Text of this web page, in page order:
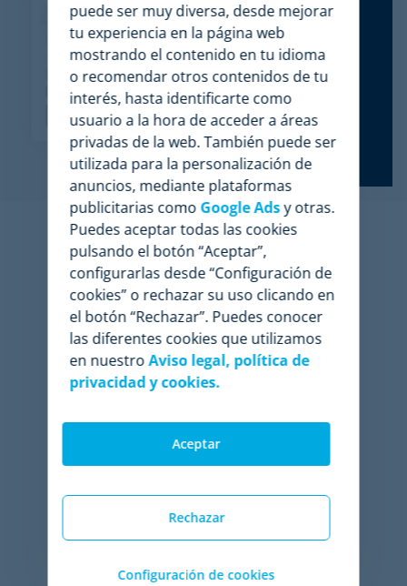
11 de los 50 mayores
retailers del mundo
utilizan Minderest
puede ser muy diversa, desde mejorar
tu experiencia en la página web
mostrando el contenido en tu idioma
o recomendar otros contenidos de tu
interés, hasta identificarte como
usuario a la hora de acceder a áreas
privadas de la web. También puede ser
utilizada para la personalización de
anuncios, mediante plataformas
publicitarias como Google Adsy otras.
Puedes aceptar todas las cookies
pulsando el botón “Aceptar”,
configurarlas desde “Configuración de
cookies” o rechazar su uso clicando en
el botón “Rechazar”. Puedes conocer
las diferentes cookies que utilizamos
en nuestroAviso legal, política de
privacidad y cookies.
Rechazar
Aceptar
Configuración de cookies